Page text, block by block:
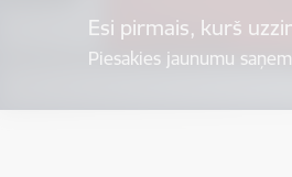
Esi pirmais, kurš
Piesakies jaunumu